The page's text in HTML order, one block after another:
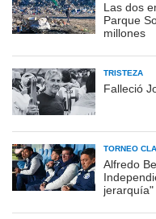
Las dos
Parque
millones
TRISTEZA
Falleció
TORNEO
Alfredo
jerarquía"